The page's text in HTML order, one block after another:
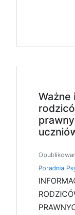
Ważne
Poradnia